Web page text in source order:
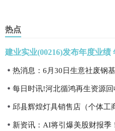
热点
热消息：6月30日生意社废钢
邱县辉煌灯具销售店（个体工